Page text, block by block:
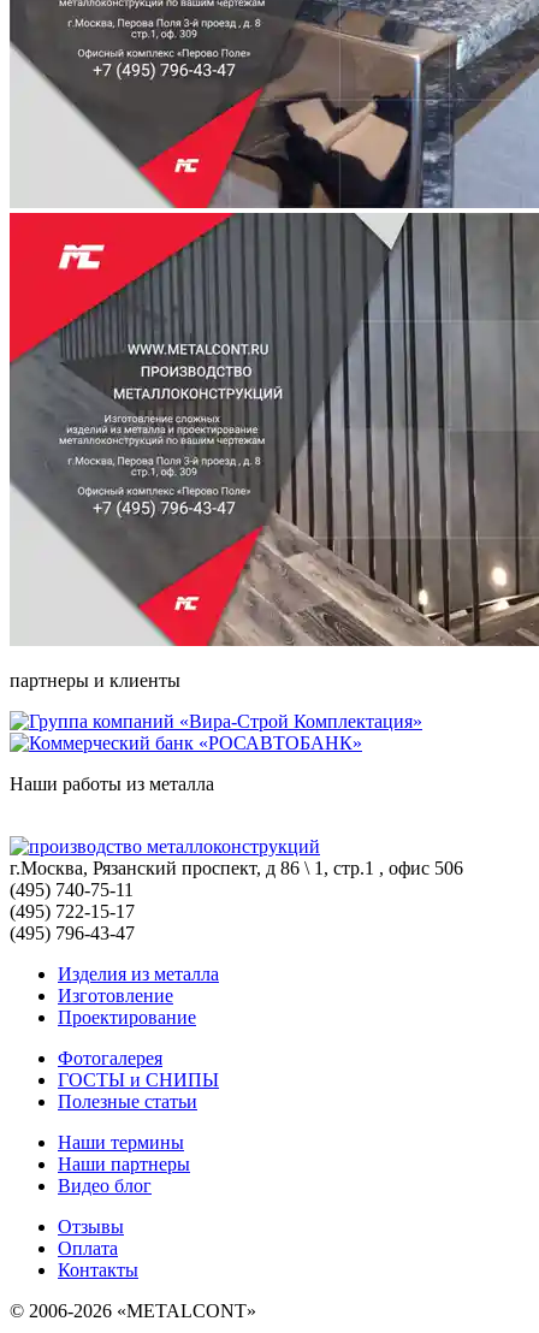
партнеры и клиенты
Наши работы из металла
г.Москва, Рязанский проспект, д 86 \ 1, стр.1 , офис 506
(495) 740-75-11
(495) 722-15-17
(495) 796-43-47
Изделия из металла
Изготовление
Проектирование
Фотогалерея
ГОСТЫ и СНИПЫ
Полезные статьи
Наши термины
Наши партнеры
Видео блог
Отзывы
Оплата
Контакты
© 2006-2026 «METALCONT»